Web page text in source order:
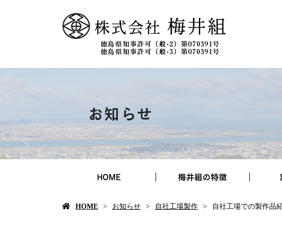
お知らせ
HOME 梅井組の特徴
HOME お知らせ 自社工場製作 自社工場での製作品